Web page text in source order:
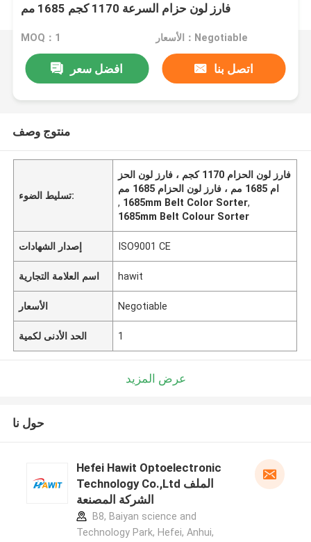
فارز لون حزام السرعة 1170 كجم 1685 مم
MOQ：1 الأسعار：Negotiable
افضل سعر اتصل بنا
منتوج وصف
تسليط الضوء:
فارز لون الحزام 1170 كجم ، فارز لون الحز
ام 1685 مم ، فارز لون الحزام 1685 مم
, 1685mm Belt Color Sorter,
1685mm Belt Colour Sorter
إصدار الشهادات ISO9001 CE
اسم العلامة التجارية hawit
الأسعار Negotiable
الحد الأدنى لكمية 1
عرض المزيد
حول نا
Hefei Hawit Optoelectronic
Technology Co.,Ltd الملف
الشركة المصنعة
B8, Baiyan science and
Technology Park, Hefei, Anhui,